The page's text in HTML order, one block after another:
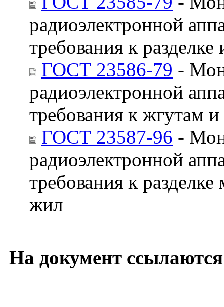
радиоэлектронной
требования к
ГОСТ 23586-79 -
радиоэлектронной
требования к жгутам
ГОСТ 23587-96 -
радиоэлектронной
требования к
жил
На документ